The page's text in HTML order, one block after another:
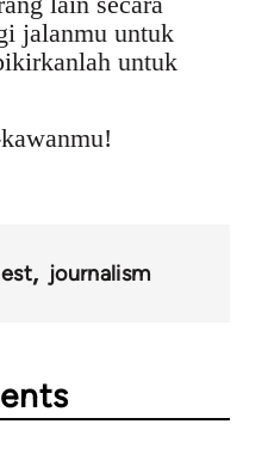
jalanmu untuk
untuk
journalism